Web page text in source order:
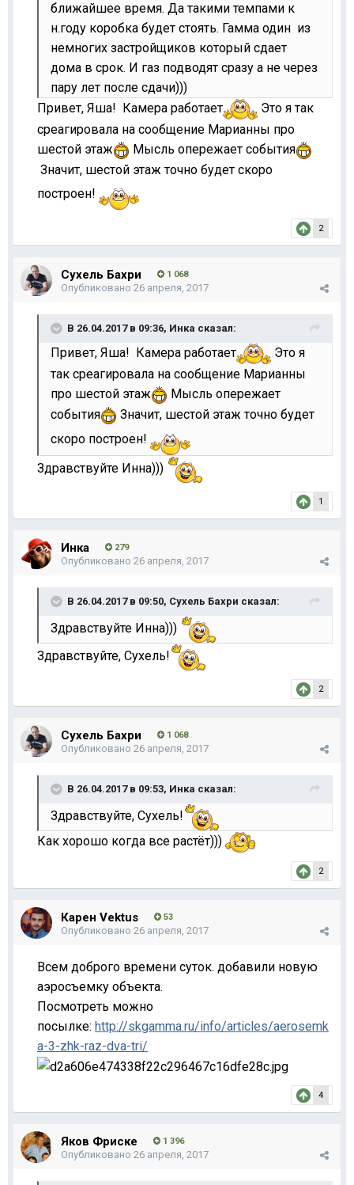
ближайшее время. Да такими темпами к
н.году коробка будет стоять. Гамма один из
немногих застройщиков который сдает
дома в срок. И газ подводят сразу а не через
пару лет после сдачи)))
Привет, Яша! Камера работает
Это я так
среагировала на сообщение Марианны про
шестой этаж
Мысль опережает события
Значит, шестой этаж точно будет скоро
построен!
2
Сухель Бахри 1 068
Опубликовано 26 апреля, 2017
В 26.04.2017 в 09:36, Инка сказал:
Привет, Яша! Камера работает
Это я
так среагировала на сообщение Марианны
про шестой этаж
Мысль опережает
события
Значит, шестой этаж точно будет
скоро построен!
Здравствуйте Инна)))
1
Инка 279
Опубликовано 26 апреля, 2017
В 26.04.2017 в 09:50, Сухель Бахри сказал:
Здравствуйте Инна)))
Здравствуйте, Сухель!
2
Сухель Бахри 1 068
Опубликовано 26 апреля, 2017
В 26.04.2017 в 09:53, Инка сказал:
Здравствуйте, Сухель!
Как хорошо когда все растёт)))
2
Карен Vektus 53
Опубликовано 26 апреля, 2017
Всем доброго времени суток. добавили новую
аэросъемку объекта.
Посмотреть можно
посылке: http://skgamma.ru/info/articles/aerosemk
a-3-zhk-raz-dva-tri/
4
Яков Фриске 1 396
Опубликовано 26 апреля, 2017